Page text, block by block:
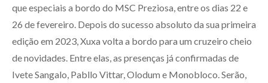
que especiais a bordo do MSC Preziosa, entre os dias 22 e
26 de fevereiro. Depois do sucesso absoluto da sua primeira
edição em 2023, Xuxa volta a bordo para um cruzeiro cheio
de novidades. Entre elas, as presenças já confirmadas de
Ivete Sangalo, Pabllo Vittar, Olodum e Monobloco. Serão,